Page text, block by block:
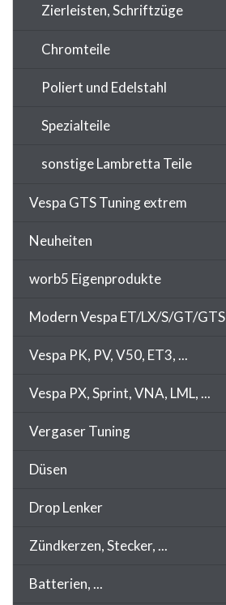
Zierleisten, Schriftzüge
Chromteile
Poliert und Edelstahl
Spezialteile
sonstige Lambretta Teile
Vespa GTS Tuning extrem
Neuheiten
worb5 Eigenprodukte
Modern Vespa ET/LX/S/GT/GTS
Vespa PK, PV, V50, ET3, ...
Vespa PX, Sprint, VNA, LML, ...
Vergaser Tuning
Düsen
Drop Lenker
Zündkerzen, Stecker, ...
Batterien, ...